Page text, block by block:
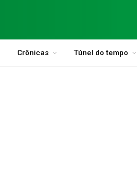
Crônicas Túnel do tempo